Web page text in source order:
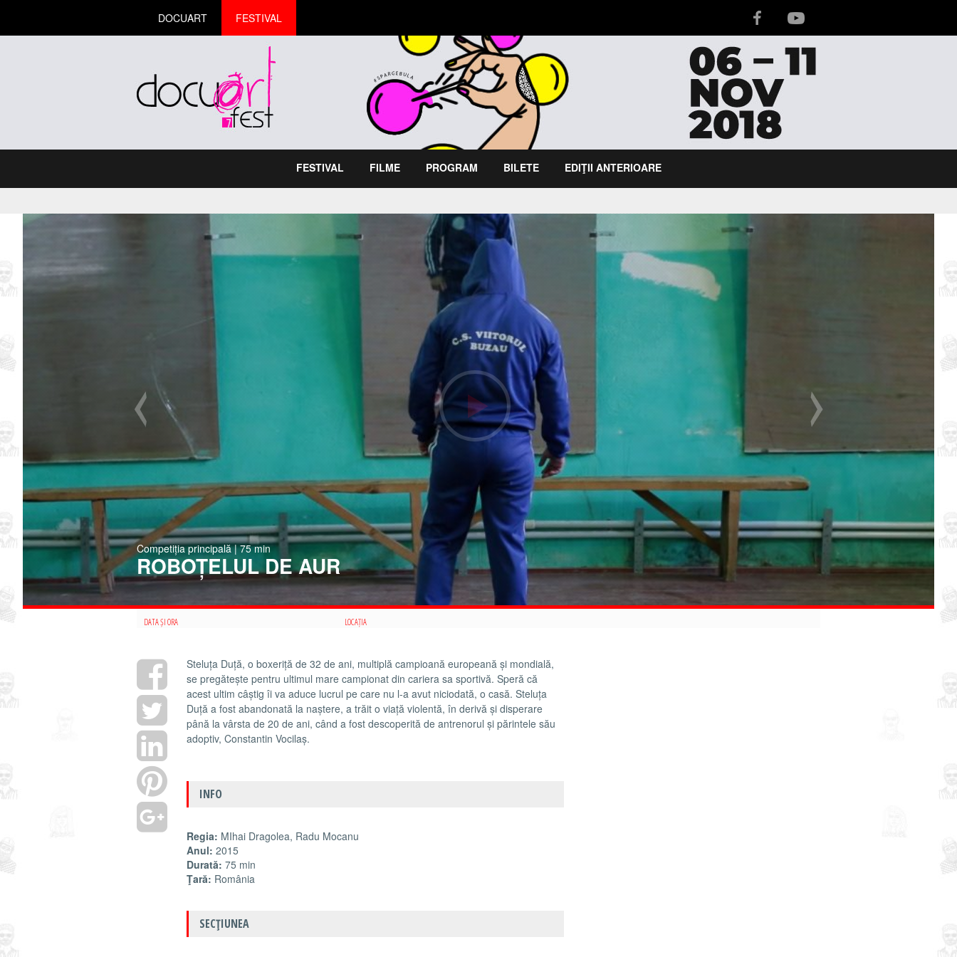
DOCUART FESTIVAL
FESTIVAL FILME PROGRAM BILETE EDIŢII ANTERIOARE
Competiția principală | 75 min
ROBOȚELUL DE AUR
DATA ȘI ORA LOCAȚIA
Steluța Duță, o boxeriță de 32 de ani, multiplă campioană europeană și mondială,
se pregătește pentru ultimul mare campionat din cariera sa sportivă. Speră că
acest ultim câștig îi va aduce lucrul pe care nu l-a avut niciodată, o casă. Steluța
Duță a fost abandonată la naștere, a trăit o viață violentă, în derivă și disperare
până la vârsta de 20 de ani, când a fost descoperită de antrenorul și părintele său
adoptiv, Constantin Vocilaș.
INFO
Regia: MIhai Dragolea, Radu Mocanu
Anul: 2015
Durată: 75 min
Ţară: România
SECŢIUNEA